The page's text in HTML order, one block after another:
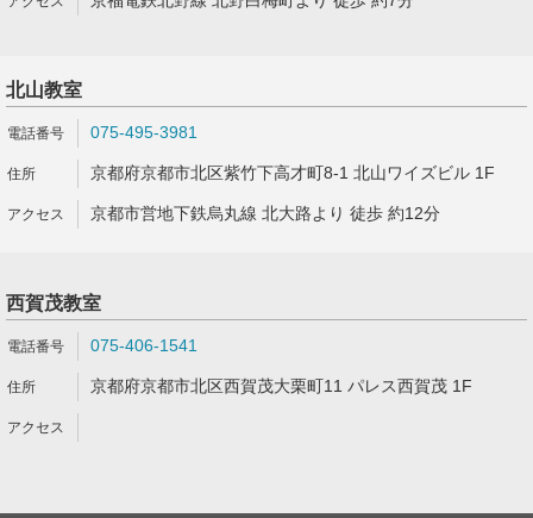
北山教室
075-495-3981
京都府京都市北区紫竹下高才町8-1 北山ワイズビル 1F
京都市営地下鉄烏丸線 北大路より 徒歩 約12分
西賀茂教室
075-406-1541
京都府京都市北区西賀茂大栗町11 パレス西賀茂 1F